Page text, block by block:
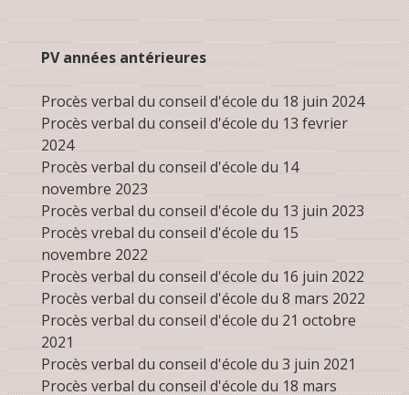
PV années antérieures
Procès verbal du conseil d'école du 18 juin 2024
Procès verbal du conseil d'école du 13 fevrier
2024
Procès verbal du conseil d'école du 14
novembre 2023
Procès verbal du conseil d'école du 13 juin 2023
Procès vrebal du conseil d'école du 15
novembre 2022
Procès verbal du conseil d'école du 16 juin 2022
Procès verbal du conseil d'école du 8 mars 2022
Procès verbal du conseil d'école du 21 octobre
2021
Procès verbal du conseil d'école du 3 juin 2021
Procès verbal du conseil d'école du 18 mars